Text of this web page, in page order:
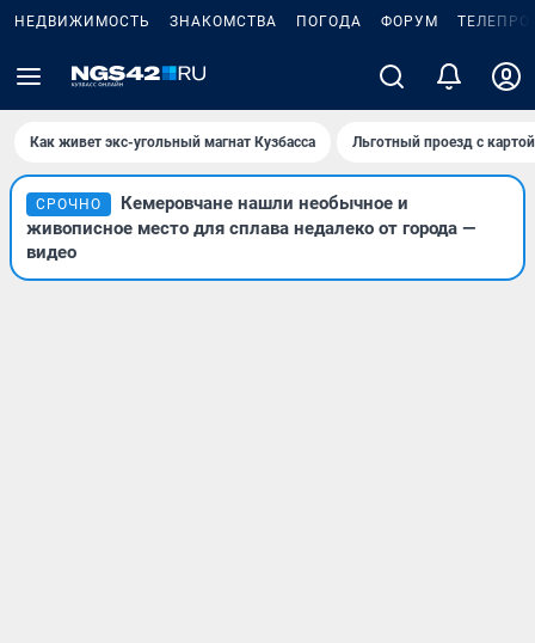
НЕДВИЖИМОСТЬ ЗНАКОМСТВА ПОГОДА ФОРУМ
Как живет экс-угольный магнат Кузбасса Льготный проезд с
СРОЧНО
Кемеровчане нашли необычное и
живописное место для сплава недалеко от города —
видео